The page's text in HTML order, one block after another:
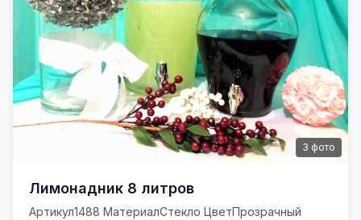
3 фото
Лимонадник 8 литров
Артикул1488 МатериалСтекло ЦветПрозрачный